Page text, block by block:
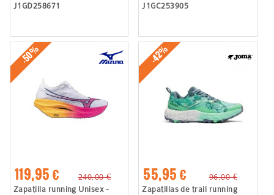
J1GD258671
J1GC253905
-50%
119,95 €
240,00 €
Zapatilla running Unisex -
-42%
55,95 €
96,00 €
Zapatillas de trail running